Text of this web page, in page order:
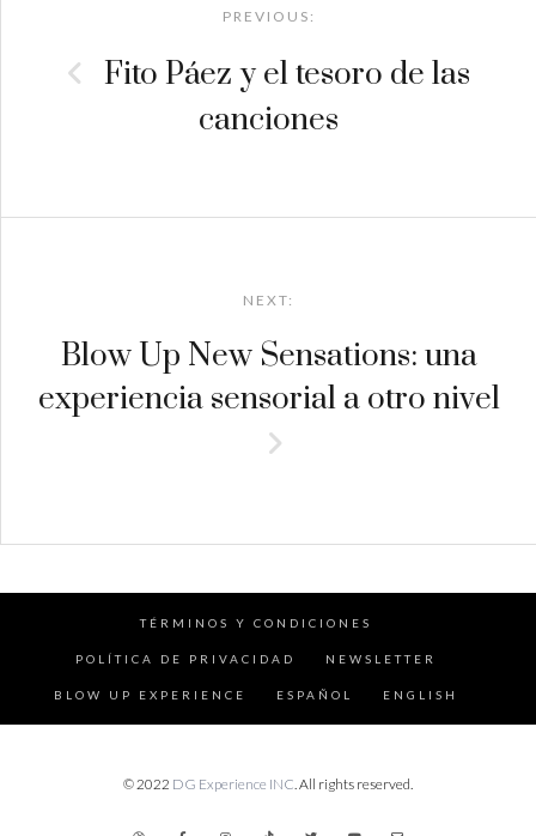
navigationPREVIOUS:
Fito Páez y el tesoro de las
canciones
NEXT:
Blow Up New Sensations: una
experiencia sensorial a otro nivel
TÉRMINOS Y CONDICIONES
POLÍTICA DE PRIVACIDAD NEWSLETTER
BLOW UP EXPERIENCE ESPAÑOL ENGLISH
© 2022 DG Experience INC . All rights reserved.